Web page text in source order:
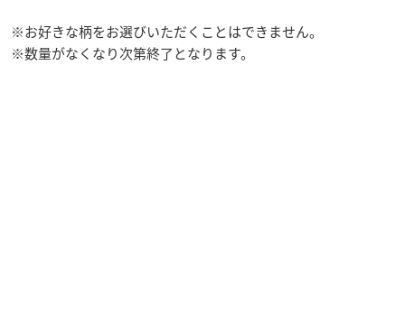
※お好きな柄をお選びいただくことはできません。
※数量がなくなり次第終了となります。